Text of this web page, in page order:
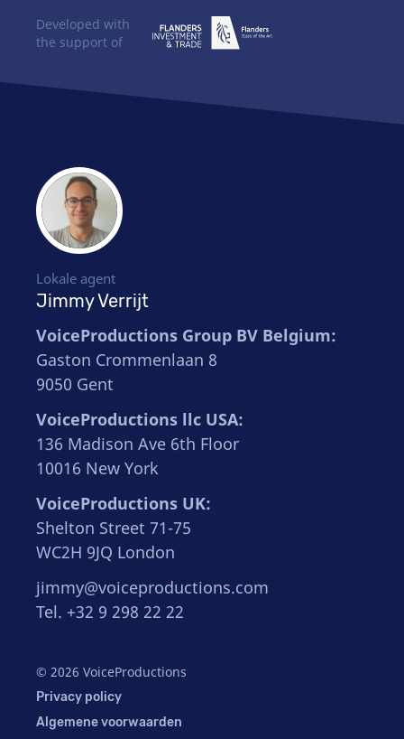
Lokale agent
Jimmy Verrijt
VoiceProductions Group BV Belgium:
Gaston Crommenlaan 8
9050 Gent
VoiceProductions llc USA:
136 Madison Ave 6th Floor
10016 New York
VoiceProductions UK:
Shelton Street 71-75
WC2H 9JQ London
jimmy@voiceproductions.com
Tel. +32 9 298 22 22
© 2026 VoiceProductions
Privacy policy
Algemene voorwaarden
Developed with
the support of